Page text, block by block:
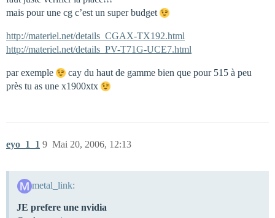
mais pour une cg c’est un super budget
http://materiel.net/details_CGAX-TX192.html
http://materiel.net/details_PV-T71G-UCE7.html
par exemple
cay du haut de gamme bien que pour 515 à peu
près tu as une x1900xtx
eyo_1_1 Mai 20, 2006, 12:13
9
metal_link:
JE prefere une nvidia